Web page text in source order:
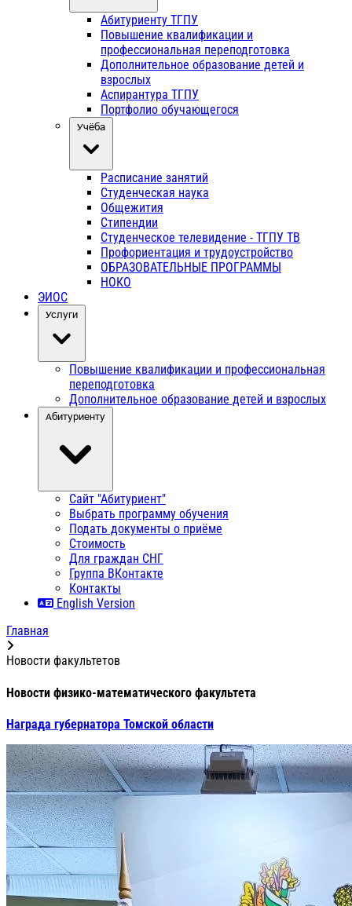
Абитуриенту ТГПУ
Повышение квалификации и
профессиональная переподготовка
Дополнительное образование детей и
взрослых
Аспирантура ТГПУ
Портфолио обучающегося
Учёба
Расписание занятий
Студенческая наука
Общежития
Стипендии
Студенческое телевидение - ТГПУ ТВ
Профориентация и трудоустройство
ОБРАЗОВАТЕЛЬНЫЕ ПРОГРАММЫ
НОКО
ЭИОС
Услуги
Повышение квалификации и профессиональная
переподготовка
Дополнительное образование детей и взрослых
Абитуриенту
Сайт "Абитуриент"
Выбрать программу обучения
Подать документы о приёме
Стоимость
Для граждан СНГ
Группа ВКонтакте
Контакты
English Version
Главная
Новости факультетов
Новости физико-математического факультета
Награда губернатора Томской области